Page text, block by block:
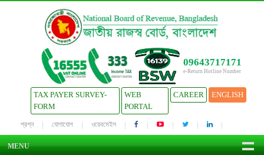
09643717171
e-Return Hotline Number
TAX PAYER SURVEY-
FORM
WEB
PORTAL
CAREER ENGLISH
প্রশ্ন যোগাযোগ ওয়েবমেইল
MENU